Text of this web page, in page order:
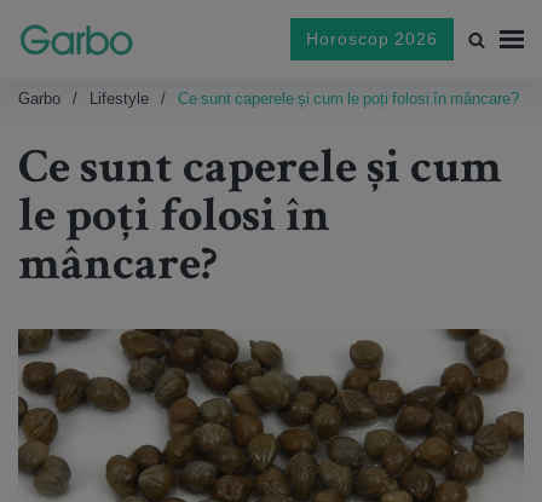
Horoscop 2026
Garbo Lifestyle Ce sunt caperele și cum le poți folosi în mâncare?
Ce sunt caperele și cum
le poți folosi în
mâncare?